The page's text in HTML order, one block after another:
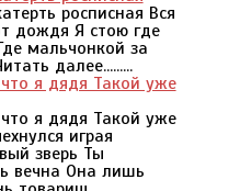
росписная Вся
дождя Я стою где
мальчонкой за
далее.........
я дядя Такой уже
я дядя Такой уже
играя
зверь Ты
вечна Она лишь